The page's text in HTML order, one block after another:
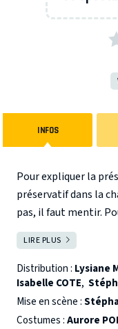
INFOS
Pour expliquer la
préservatif dans la
pas, il faut mentir.
est célibataire, et
prétend n'être attirée
encore mentir. Pour
que vous habitez le
pendant les
cette cascade de
LIRE PLUS
Distribution : Lysiane
Isabelle COTE,
Mise en scène :
Costumes :Aurore